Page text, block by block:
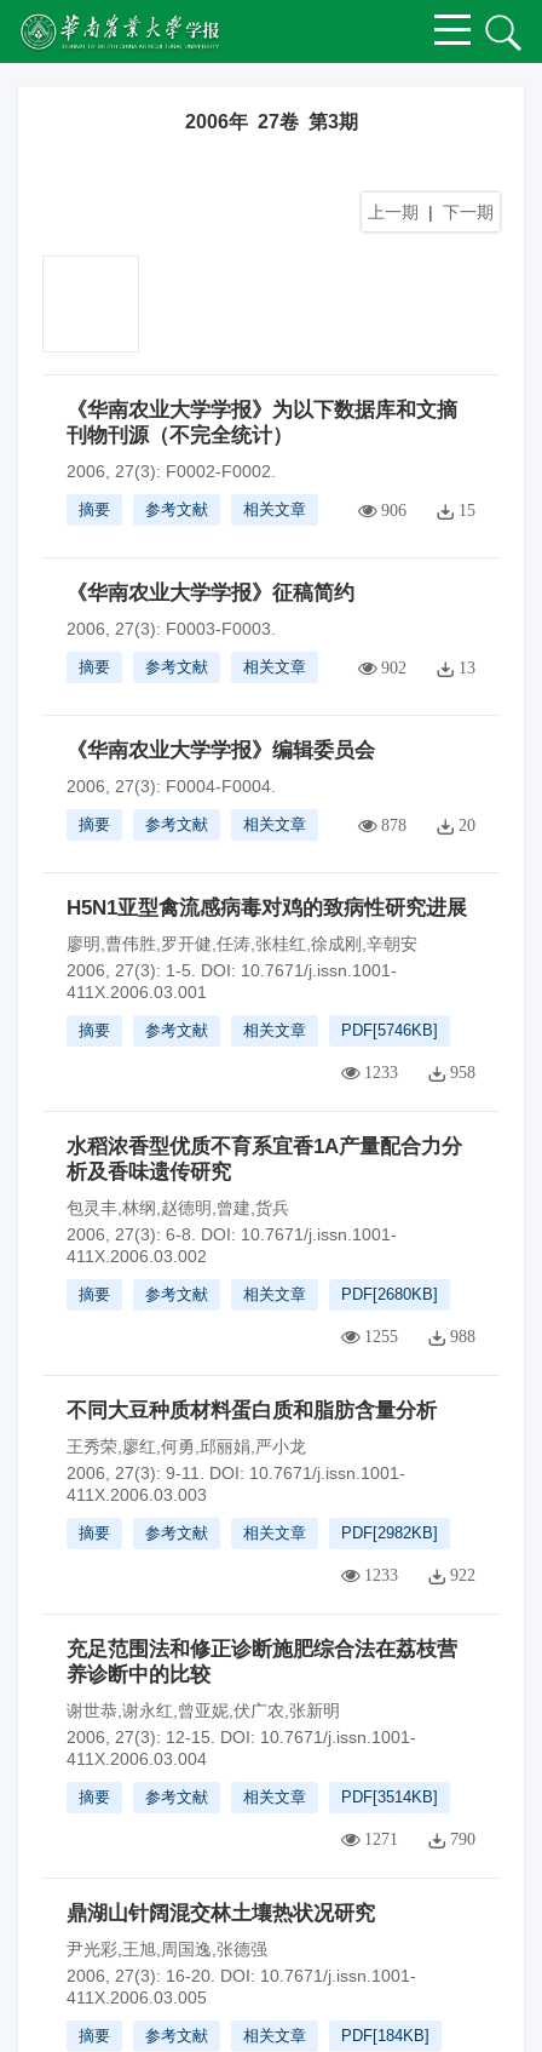
2006年 27卷 第3期
上一期 | 下一期
《华南农业大学学报》为以下数据库和文摘
刊物刊源（不完全统计）
2006, 27(3): F0002-F0002.
摘要 参考文献 相关文章 906 15
《华南农业大学学报》征稿简约
2006, 27(3): F0003-F0003.
摘要 参考文献 相关文章 902 13
《华南农业大学学报》编辑委员会
2006, 27(3): F0004-F0004.
摘要 参考文献 相关文章 878 20
H5N1亚型禽流感病毒对鸡的致病性研究进展
廖明,曹伟胜,罗开健,任涛,张桂红,徐成刚,辛朝安
2006, 27(3): 1-5.
DOI: 10.7671/j.issn.1001-
411X.2006.03.001
摘要 参考文献 相关文章 PDF[5746KB]
1233 958
水稻浓香型优质不育系宜香1A产量配合力分
析及香味遗传研究
包灵丰,林纲,赵德明,曾建,货兵
2006, 27(3): 6-8.
DOI: 10.7671/j.issn.1001-
411X.2006.03.002
摘要 参考文献 相关文章 PDF[2680KB]
1255 988
不同大豆种质材料蛋白质和脂肪含量分析
王秀荣,廖红,何勇,邱丽娟,严小龙
2006, 27(3): 9-11.
DOI: 10.7671/j.issn.1001-
411X.2006.03.003
摘要 参考文献 相关文章 PDF[2982KB]
1233 922
充足范围法和修正诊断施肥综合法在荔枝营
养诊断中的比较
谢世恭,谢永红,曾亚妮,伏广农,张新明
2006, 27(3): 12-15.
DOI: 10.7671/j.issn.1001-
411X.2006.03.004
摘要 参考文献 相关文章 PDF[3514KB]
1271 790
鼎湖山针阔混交林土壤热状况研究
尹光彩,王旭,周国逸,张德强
2006, 27(3): 16-20. DOI: 10.7671/j.issn.1001-
411X.2006.03.005
摘要 参考文献 相关文章 PDF[184KB]